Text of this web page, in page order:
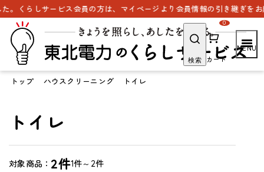
くらしサービス会員の方は、マイページより会員情報の引き継ぎをお願
検索 カート
0
トップ ハウスクリーニング トイレ
トイレ
対象商品： 2件1件～2件